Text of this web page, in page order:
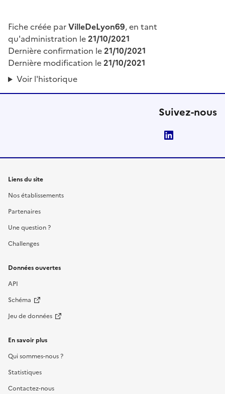
Fiche créée parVilleDeLyon69, en tant
qu'administration le21/10/2021
Dernière confirmation le21/10/2021
Dernière modification le21/10/2021
Voir l'historique
Suivez-nous
Liens du site
Nos établissements
Partenaires
Une question ?
Challenges
Données ouvertes
API
Schéma
Jeu de données
En savoir plus
Qui sommes-nous ?
Statistiques
Contactez-nous